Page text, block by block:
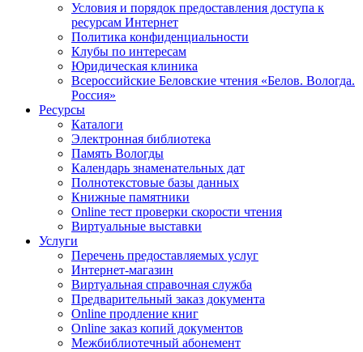
Условия и порядок предоставления доступа к
ресурсам Интернет
Политика конфиденциальности
Клубы по интересам
Юридическая клиника
Всероссийские Беловские чтения «Белов. Вологда.
Россия»
Ресурсы
Каталоги
Электронная библиотека
Память Вологды
Календарь знаменательных дат
Полнотекстовые базы данных
Книжные памятники
Online тест проверки скорости чтения
Виртуальные выставки
Услуги
Перечень предоставляемых услуг
Интернет-магазин
Виртуальная справочная служба
Предварительный заказ документа
Online продление книг
Online заказ копий документов
Межбиблиотечный абонемент